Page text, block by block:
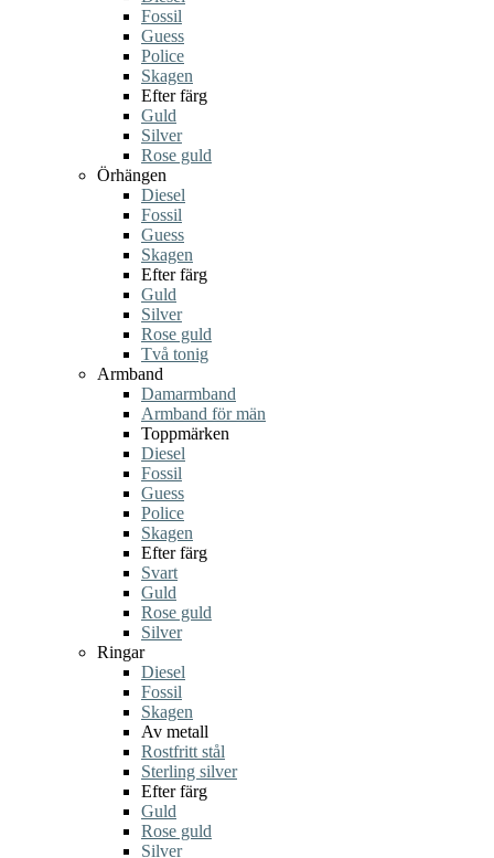
Fossil
Guess
Police
Skagen
Efter färg
Guld
Silver
Rose guld
Örhängen
Diesel
Fossil
Guess
Skagen
Efter färg
Guld
Silver
Rose guld
Två tonig
Armband
Damarmband
Armband för män
Toppmärken
Diesel
Fossil
Guess
Police
Skagen
Efter färg
Svart
Guld
Rose guld
Silver
Ringar
Diesel
Fossil
Skagen
Av metall
Rostfritt stål
Sterling silver
Efter färg
Guld
Rose guld
Silver